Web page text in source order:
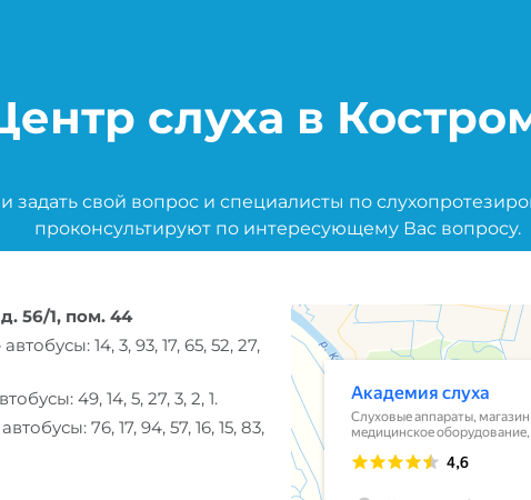
слуха в
задать свой вопрос и специалисты по
проконсультируют по интересующему Вас вопросу.
56/1, пом. 44
14, 3, 93, 17, 65, 52, 27,
49, 14, 5, 27, 3, 2, 1.
76, 17, 94, 57, 16, 15, 83,